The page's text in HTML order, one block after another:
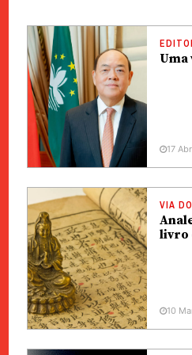
17
VIA
livro
10